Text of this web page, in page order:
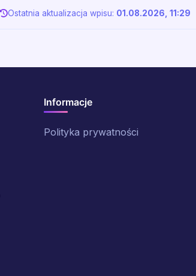
Ostatnia aktualizacja wpisu: 01.08.2026, 11:29
Informacje
Polityka prywatności